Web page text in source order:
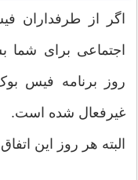
اگر از طرفداران
اجتماعی برای شما
روز برنامه فیس
غیرفعال شده است.
البته هر روز این